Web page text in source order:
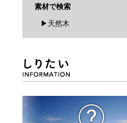
素材で検索
▶天然木